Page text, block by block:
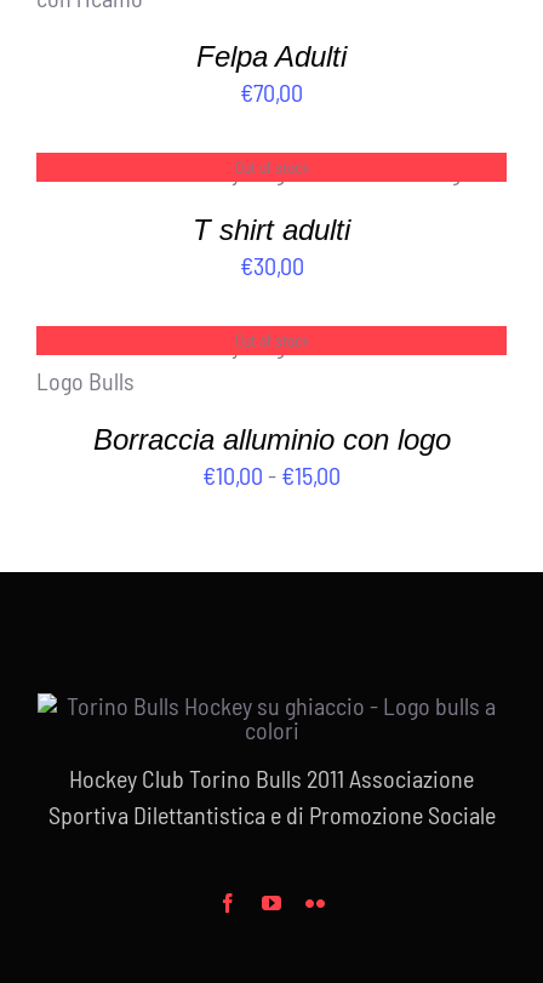
Felpa Adulti
€70,00
Out of stock
DETTAGLI
T shirt adulti
€30,00
Out of stock
DETTAGLI
Borraccia alluminio con logo
€10,00 - €15,00
€15,00
Hockey Club Torino Bulls 2011 Associazione
Sportiva Dilettantistica e di Promozione Sociale